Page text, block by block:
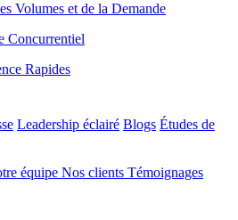
Volumes et de la Demande
Concurrentiel
Rapides
Leadership éclairé Blogs Études de
équipe Nos clients Témoignages